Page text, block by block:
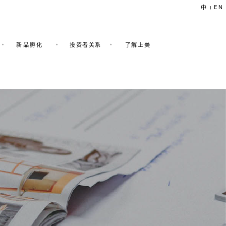
新品孵化 投资者关系 了解上美
中 | EN